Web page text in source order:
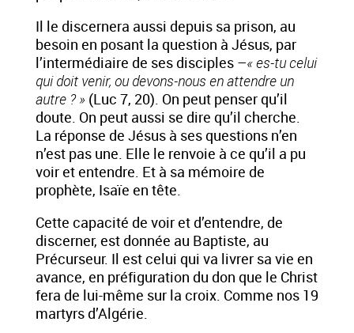
Il le discernera aussi depuis sa prison, au
besoin en posant la question à Jésus, par
l’intermédiaire de ses disciples –« es-tu celui
qui doit venir, ou devons-nous en attendre un
autre ? » (Luc 7, 20). On peut penser qu’il
doute. On peut aussi se dire qu’il cherche.
La réponse de Jésus à ses questions n’en
n’est pas une. Elle le renvoie à ce qu’il a pu
voir et entendre. Et à sa mémoire de
prophète, Isaïe en tête.
Cette capacité de voir et d’entendre, de
discerner, est donnée au Baptiste, au
Précurseur. Il est celui qui va livrer sa vie en
avance, en préfiguration du don que le Christ
fera de lui-même sur la croix. Comme nos 19
martyrs d’Algérie.